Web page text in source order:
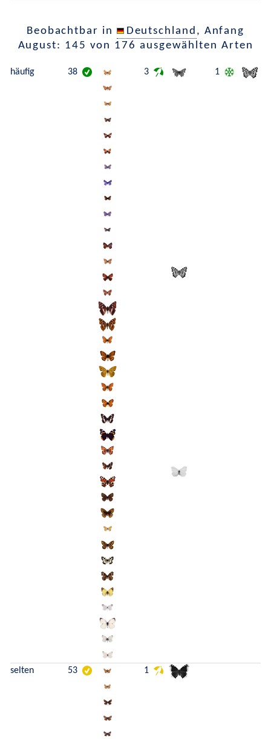
Beobachtbar in Deutschland , Anfang
August: 145 von 176 ausgewählten Arten
häufig 38 3 1
selten 53 1